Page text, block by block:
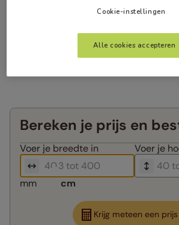
Bereken je prijs en
Voer je breedte in Voer je
mm cm
Krijg meteen een prijs
Cookie-instellingen
Alle cookies accepteren